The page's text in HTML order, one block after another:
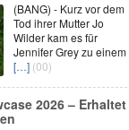
(BANG) - Kurz vor dem
Tod ihrer Mutter Jo
Wilder kam es für
Jennifer Grey zu einem
[…] (00)
2026 – Erhaltet